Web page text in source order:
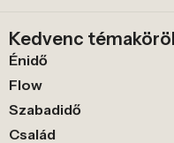
Kedvenc
Énidő
Flow
Szabadidő
Család